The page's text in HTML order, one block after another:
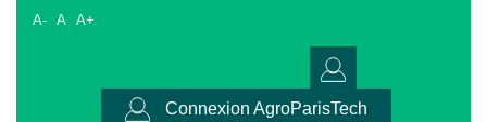
A- A A+
Connexion AgroParisTech